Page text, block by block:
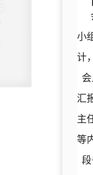
小
计
汇
主
等